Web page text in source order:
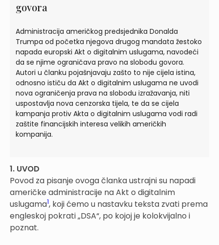
govora
Administracija američkog predsjednika Donalda
Trumpa od početka njegova drugog mandata žestoko
napada europski Akt o digitalnim uslugama, navodeći
da se njime ograničava pravo na slobodu govora.
Autori u članku pojašnjavaju zašto to nije cijela istina,
odnosno ističu da Akt o digitalnim uslugama ne uvodi
nova ograničenja prava na slobodu izražavanja, niti
uspostavlja nova cenzorska tijela, te da se cijela
kampanja protiv Akta o digitalnim uslugama vodi radi
zaštite financijskih interesa velikih američkih
kompanija.
1. UVOD
Povod za pisanje ovoga članka ustrajni su napadi
američke administracije na Akt o digitalnim
uslugama1, koji ćemo u nastavku teksta zvati prema
engleskoj pokrati „DSA“, po kojoj je kolokvijalno i
poznat.